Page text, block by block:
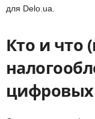
для Delo.ua.
Кто и что